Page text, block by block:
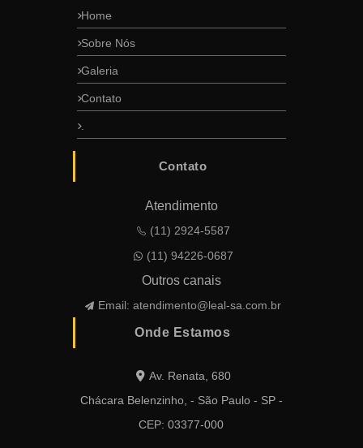
Home
Sobre Nós
Galeria
Contato
.
Contato
Atendimento
(11) 2924-5587
(11) 94226-0687
Outros canais
Email:atendimento@leal-sa.com.br
Onde Estamos
Av. Renata, 680
Chácara Belenzinho, - São Paulo - SP -
CEP: 03377-000